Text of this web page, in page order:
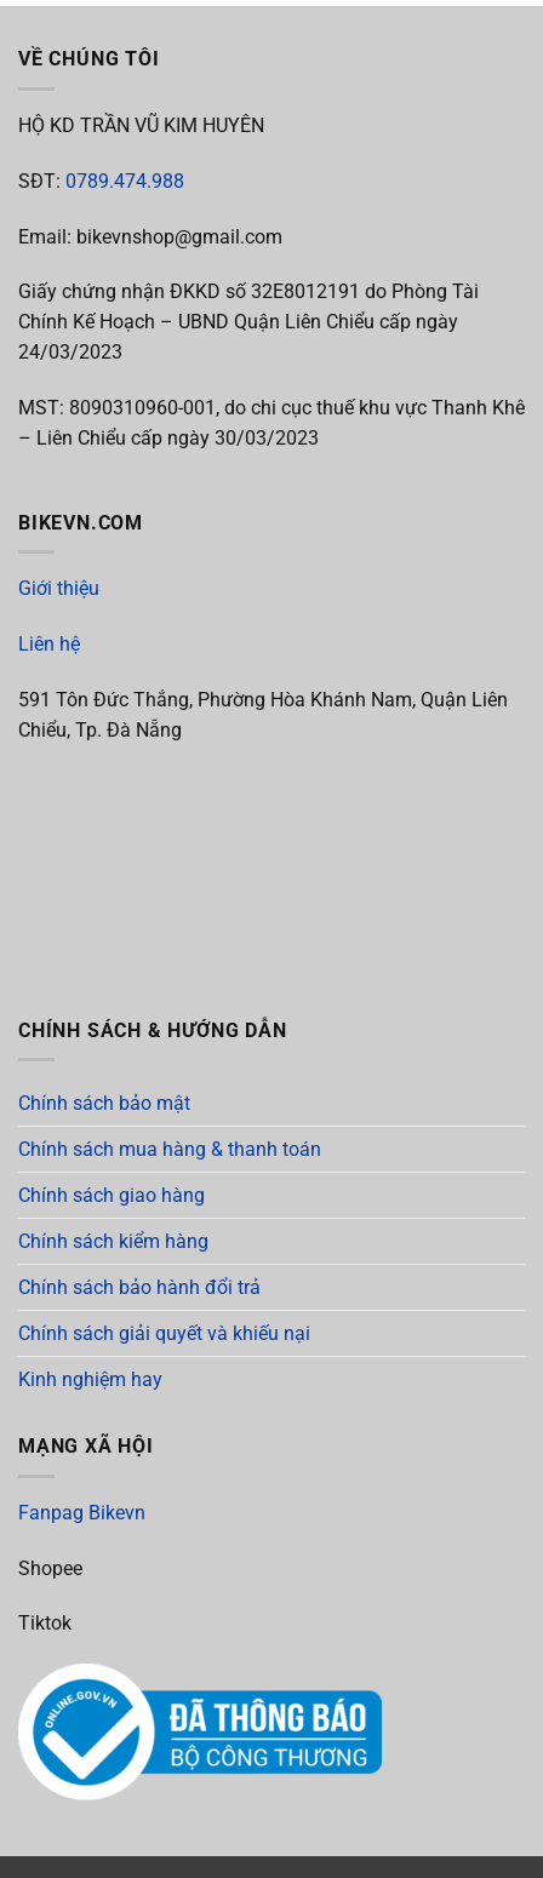
VỀ CHÚNG TÔI
HỘ KD TRẦN VŨ KIM HUYÊN
SĐT: 0789.474.988
Email: bikevnshop@gmail.com
Giấy chứng nhận ĐKKD số 32E8012191 do Phòng Tài
Chính Kế Hoạch – UBND Quận Liên Chiểu cấp ngày
24/03/2023
MST: 8090310960-001, do chi cục thuế khu vực Thanh Khê
– Liên Chiểu cấp ngày 30/03/2023
BIKEVN.COM
Giới thiệu
Liên hệ
591 Tôn Đức Thắng, Phường Hòa Khánh Nam, Quận Liên
Chiểu, Tp. Đà Nẵng
CHÍNH SÁCH & HƯỚNG DẪN
Chính sách bảo mật
Chính sách mua hàng & thanh toán
Chính sách giao hàng
Chính sách kiểm hàng
Chính sách bảo hành đổi trả
Chính sách giải quyết và khiếu nại
Kinh nghiệm hay
MẠNG XÃ HỘI
Fanpag Bikevn
Shopee
Tiktok